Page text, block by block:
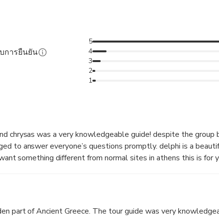
การยืนยัน
1
2
3
4
5
chrysas was a very knowledgeable guide! despite the group
to answer everyone’s questions promptly. delphi is a
something different from normal sites in athens this is for
part of Ancient Greece. The tour guide was very